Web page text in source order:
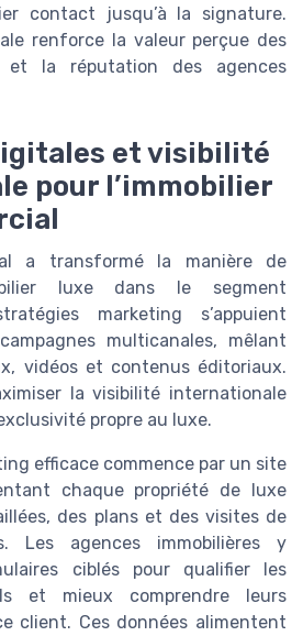
contact jusqu’à la signature.
renforce la valeur perçue des
et la réputation des agences
et visibilité
pour l’immobilier
a transformé la manière de
luxe dans le segment
marketing s’appuient
multicanales, mêlant
vidéos et contenus éditoriaux.
la visibilité internationale
propre au luxe.
efficace commence par un site
chaque propriété de luxe
des plans et des visites de
Les agences immobilières y
ciblés pour qualifier les
et mieux comprendre leurs
client. Ces données alimentent